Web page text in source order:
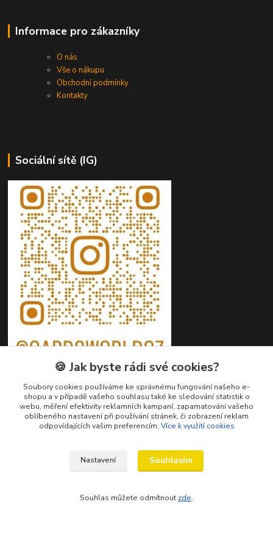
Informace pro zákazníky
O nás
Vše o nákupu
Obchodní podmínky
Kontakty
Sociální sítě (IG)
Kontakty
+420 607 583 609
(Po-Pá, 8-16 hod.)
info@cardsworld.cz
🍪 Jak byste rádi své cookies?
Soubory cookies používáme ke správnému fungování našeho e-
shopu a v případě vašeho souhlasu také ke sledování statistik o
webu, měření efektivity reklamních kampaní, zapamatování vašeho
oblíbeného nastavení při používání stránek, či zobrazení reklam
odpovídajících vašim preferencím. Více k využití cookies
Nastavení Souhlasím
Souhlas můžete odmítnout zde.